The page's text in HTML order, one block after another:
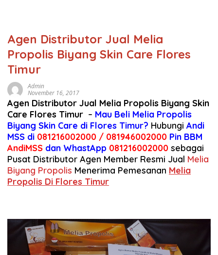
Agen Distributor Jual Melia
Propolis Biyang Skin Care Flores
Timur
Admin
November 16, 2017
Agen Distributor Jual Melia Propolis Biyang Skin
Care Flores Timur – Mau Beli Melia Propolis
Biyang Skin Care di Flores Timur? Hubungi Andi
MSS di 081216002000 / 081946002000 Pin BBM
AndiMSS dan WhastApp 081216002000 sebagai
Pusat Distributor Agen Member Resmi Jual Melia
Biyang Propolis Menerima Pemesanan Melia
Propolis Di Flores Timur